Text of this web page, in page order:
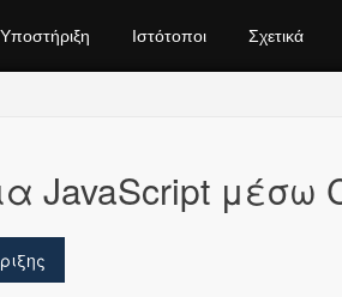
Υποστήριξη Ιστότοποι Σχετικά
JavaScript μέσω